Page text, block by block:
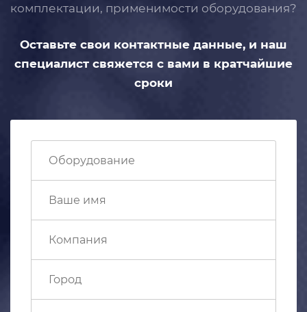
комплектации, применимости оборудования?
Оставьте свои контактные данные, и наш
специалист свяжется с вами в кратчайшие
сроки